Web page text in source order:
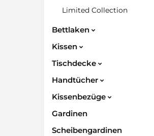
Limited Collection
Bettlaken
Kissen
Tischdecke
Handtücher
Kissenbezüge
Gardinen
Scheibengardinen